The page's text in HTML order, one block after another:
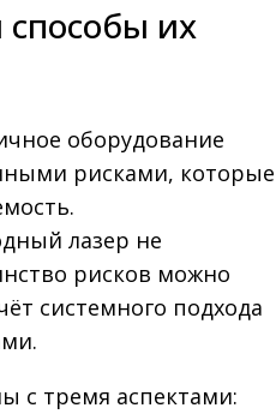
их
оборудование
рисками, которые
лазер не
рисков можно
системного подхода
с тремя аспектами: